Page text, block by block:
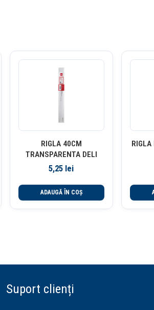
RIGLA 40CM
TRANSPARENTA DELI
5,25 lei
ADAUGĂ ÎN COȘ
Suport clienți